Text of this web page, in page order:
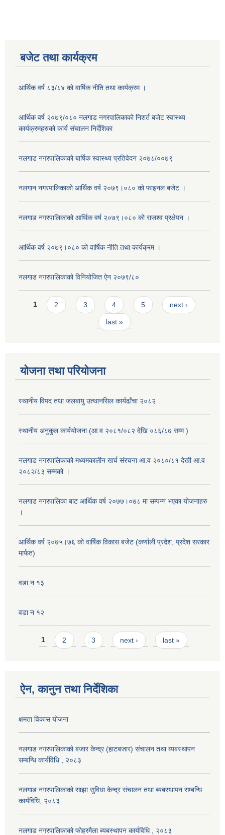
बजेट तथा कार्यक्रम
आर्थिक वर्ष ८३/८४ को वार्षिक नीति तथा कार्यक्रम ।
आर्थिक वर्ष २०७९/०८० नलगाड नगरपालिकाको निशर्त बजेट स्वास्थ्य
कार्यक्रमहरुको कार्य संचालन निर्देशिका
नलगाड नगरपालिकाको बार्षिक स्वास्थ्य प्रतिवेदन २०७८/००७९
नलगान नगरपालिकाको आर्थिक वर्ष २०७९।०८० को फाइनल बजेट ।
नलगाड नगरपालिकाको आर्थिक वर्ष २०७९।०८० को राजश्व प्रक्षेपन ।
आर्थिक वर्ष २०७९।०८० को वार्षिक नीति तथा कार्यक्रम ।
नलगाड नगरपालिकाको विनियोजित ऐन २०७९/८०
Pages
1 2 3 4 5 next ›
last »
योजना तथा परियोजना
स्थानीय विपद तथा जलबायु उत्थानसिल कार्यढाँचा २०८२
स्थानीय अनुकुल कार्ययोजना (आ.व २०८१/०८२ देखि ०८६/८७ सम्म )
नलगाड नगरपालिकाको मध्यमकालीन खर्च संरचना आ.व २०८०/८१ देखी आ.व
२०८२/८३ सम्मको ।
नलगाड नगरपालिका बाट आर्थिक वर्ष २०७७।०७८ मा सम्पन्न भएका योजनाहरु
।
आर्थिक वर्ष २०७५।७६ को वार्षिक विकास बजेट (कर्णाली प्रदेश, प्रदेश सरकार
मार्फत)
वडा न १३
वडा न १२
Pages
1 2 3 next › last »
ऐन, कानुन तथा निर्देशिका
क्षमता विकास योजना
नलगाड नगरपालिकाको बजार केन्द्र (हाटबजार) संचालन तथा ब्यबस्थापन
सम्बन्धि कार्यविधि , २०८३
नलगाड नगरपालिकाको साझा सुविधा केन्द्र संचालन तथा ब्यबस्थापन सम्बन्धि
कार्यविधि, २०८३
नलगाड नगरपालिकाको फोहरमैला ब्यबस्थापन कार्यविधि , २०८३